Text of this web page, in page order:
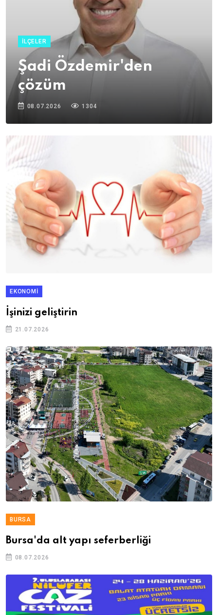
İLÇELER
Şadi Özdemir'den
çözüm
08.07.2026 1304
EKONOMI
İşinizi geliştirin
21.07.2026
BURSA
Bursa'da alt yapı seferberliği
08.07.2026